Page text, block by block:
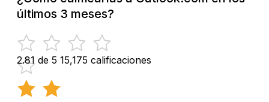
últimos 3 meses?
2.81 de 5 15,175 calificaciones